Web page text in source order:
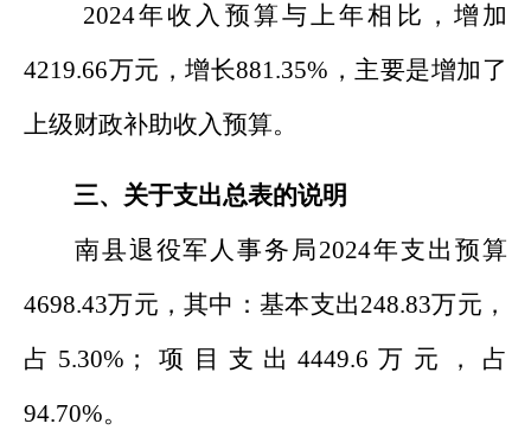
2024年收入预算与上年相比， 增加
4219.66万元，增长881.35% ， 主要是增加了
上级财政补助收入预算。
三、关于支出总表的说明
南县退役军人事务局2024年支出预算
4698.43万元，其中：基本支出248.83万元，
占 5.30% ；项目支出4449.6 万元，占
94.70%。